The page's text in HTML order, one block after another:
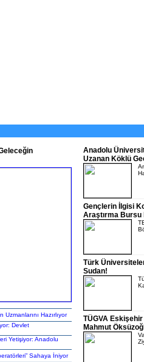
Hazırlıyor
Devlet
Yetişiyor: Anadolu
Sahaya İniyor
Anadolu
Uzanan Köklü
Gençlerin İlgisi
Araştırma Bursu
Türk
Sudan!
TÜGVA Eskişehir
Mahmut